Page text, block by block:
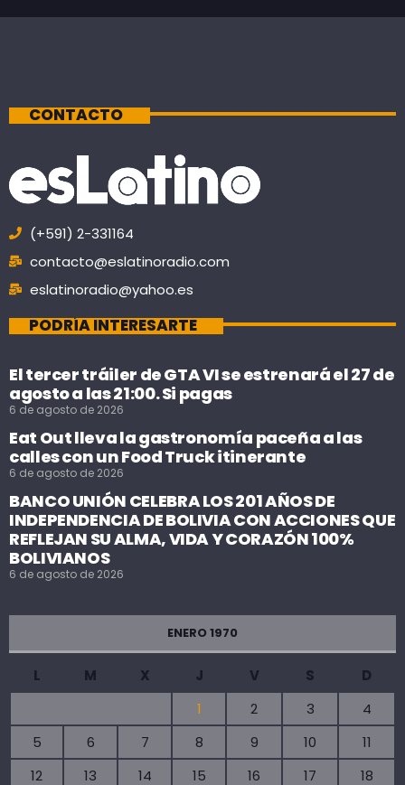
CONTACTO
(+591) 2-331164
contacto@eslatinoradio.com
eslatinoradio@yahoo.es
PODRÍA INTERESARTE
El tercer tráiler de GTA VI se estrenará el 27 de
agosto a las 21:00. Si pagas
6 de agosto de 2026
Eat Out lleva la gastronomía paceña a las
calles con un Food Truck itinerante
6 de agosto de 2026
BANCO UNIÓN CELEBRA LOS 201 AÑOS DE
INDEPENDENCIA DE BOLIVIA CON ACCIONES QUE
REFLEJAN SU ALMA, VIDA Y CORAZÓN 100%
BOLIVIANOS
6 de agosto de 2026
ENERO 1970
L M X J V S
D
1
2 3
4
5
6 7 8 9 10
11
12
13 14 15 16 17 18